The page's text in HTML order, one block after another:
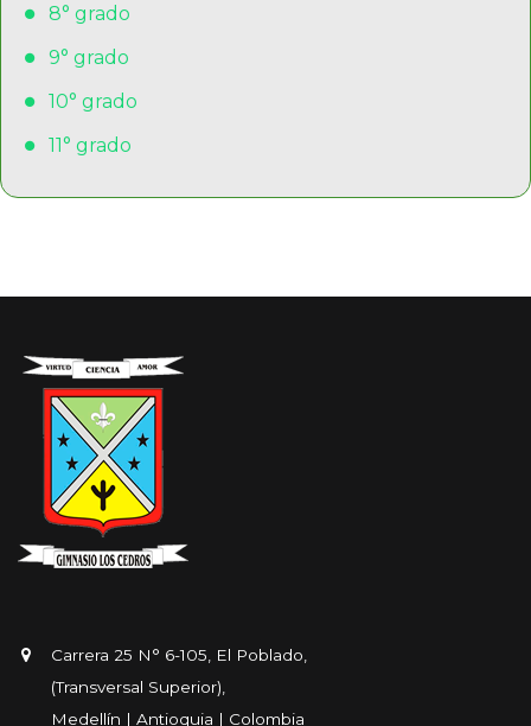
8° grado
9° grado
10° grado
11° grado
Carrera 25 N° 6-105, El Poblado,
(Transversal Superior),
Medellín | Antioquia | Colombia